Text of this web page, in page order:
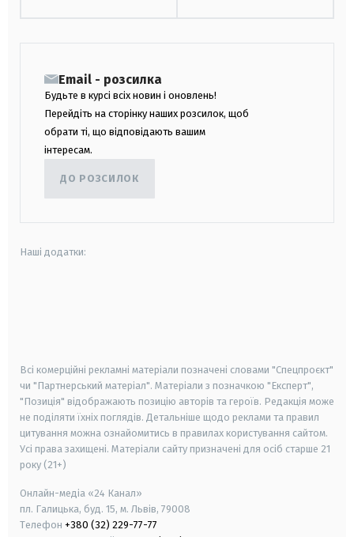
Email - розсилка
Будьте в курсі всіх новин і оновлень!
Перейдіть на сторінку наших розсилок, щоб
обрати ті, що відповідають вашим
інтересам.
ДО РОЗСИЛОК
Наші додатки:
Всі комерційні рекламні матеріали позначені словами "Спецпроєкт"
чи "Партнерський матеріал". Матеріали з позначкою "Експерт",
"Позиція" відображають позицію авторів та героїв. Редакція може
не поділяти їхніх поглядів. Детальніше щодо реклами та правил
цитування можна ознайомитись в правилах користування сайтом.
Усі права захищені. Матеріали сайту призначені для осіб старше 21
року (21+)
Онлайн-медіа «24 Канал»
пл. Галицька, буд. 15, м. Львів, 79008
Телефон +380 (32) 229-77-77